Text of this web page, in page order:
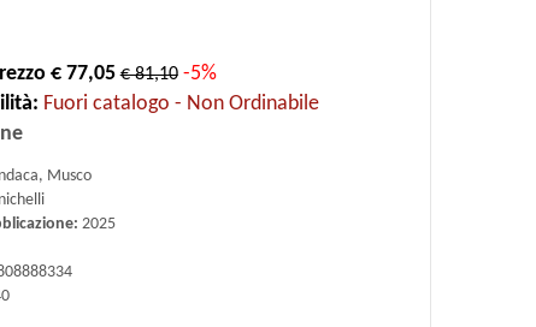
€ 77,05 € 81,10 -5%
Fuori catalogo - Non Ordinabile
Musco
2025